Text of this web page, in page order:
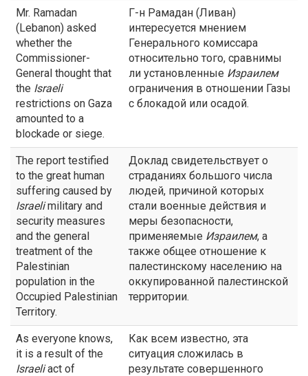
Mr. Ramadan
(Lebanon) asked
whether the
Commissioner-
General thought that
the Israeli
restrictions on Gaza
amounted to a
blockade or siege.
Г-н Рамадан (Ливан)
интересуется мнением
Генерального комиссара
относительно того, сравнимы
ли установленные Израилем
ограничения в отношении Газы
с блокадой или осадой.
The report testified
to the great human
suffering caused by
Israelimilitary and
security measures
and the general
treatment of the
Palestinian
population in the
Occupied Palestinian
Territory.
Доклад свидетельствует о
страданиях большого числа
людей, причиной которых
стали военные действия и
меры безопасности,
применяемые Израилем, а
также общее отношение к
палестинскому населению на
оккупированной палестинской
территории.
As everyone knows,
it is a result of the
Israeliact of
Как всем известно, эта
ситуация сложилась в
результате совершенного